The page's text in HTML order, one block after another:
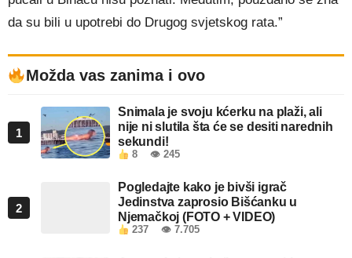
da su bili u upotrebi do Drugog svjetskog rata.”
Možda vas zanima i ovo
1
Snimala je svoju kćerku na plaži, ali
nije ni slutila šta će se desiti narednih
sekundi!
8 👁 245
2
Pogledajte kako je bivši igrač
Jedinstva zaprosio Bišćanku u
Njemačkoj (FOTO + VIDEO)
237 👁 7.705